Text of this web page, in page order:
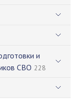
и
СВО 228